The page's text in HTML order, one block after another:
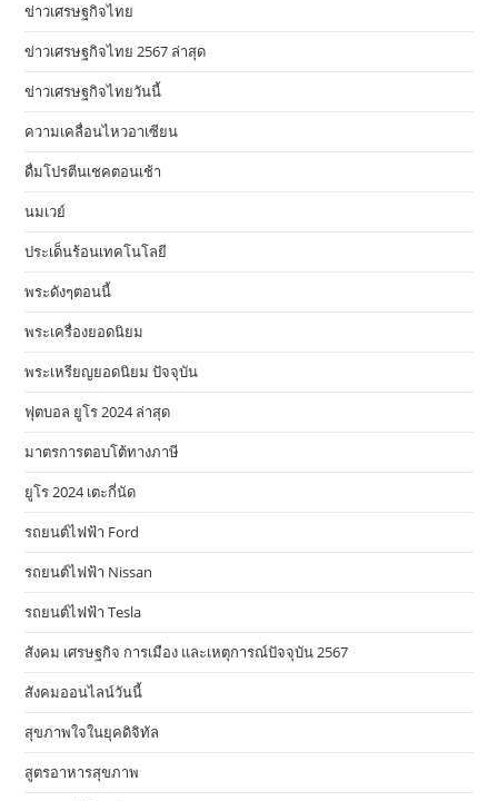
ข่าวเศรษฐกิจไทย
ข่าวเศรษฐกิจไทย 2567 ล่าสุด
ข่าวเศรษฐกิจไทยวันนี้
ความเคลื่อนไหวอาเซียน
ดื่มโปรตีนเชคตอนเช้า
นมเวย์
ประเด็นร้อนเทคโนโลยี
พระดังๆตอนนี้
พระเครื่องยอดนิยม
พระเหรียญยอดนิยม ปัจจุบัน
ฟุตบอล ยูโร 2024 ล่าสุด
มาตรการตอบโต้ทางภาษี
ยูโร 2024 เตะกี่นัด
รถยนต์ไฟฟ้า Ford
รถยนต์ไฟฟ้า Nissan
รถยนต์ไฟฟ้า Tesla
สังคม เศรษฐกิจ การเมือง และเหตุการณ์ปัจจุบัน 2567
สังคมออนไลน์วันนี้
สุขภาพใจในยุคดิจิทัล
สูตรอาหารสุขภาพ